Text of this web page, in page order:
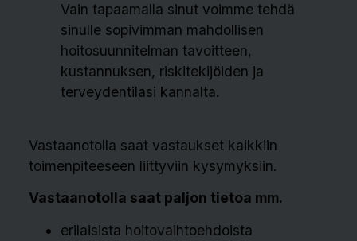
Vain tapaamalla sinut voimme tehdä
sinulle sopivimman mahdollisen
hoitosuunnitelman tavoitteen,
kustannuksen, riskitekijöiden ja
terveydentilasi kannalta.
Vastaanotolla saat vastaukset kaikkiin
toimenpiteeseen liittyviin kysymyksiin.
Vastaanotolla saat paljon tietoa mm.
erilaisista hoitovaihtoehdoista